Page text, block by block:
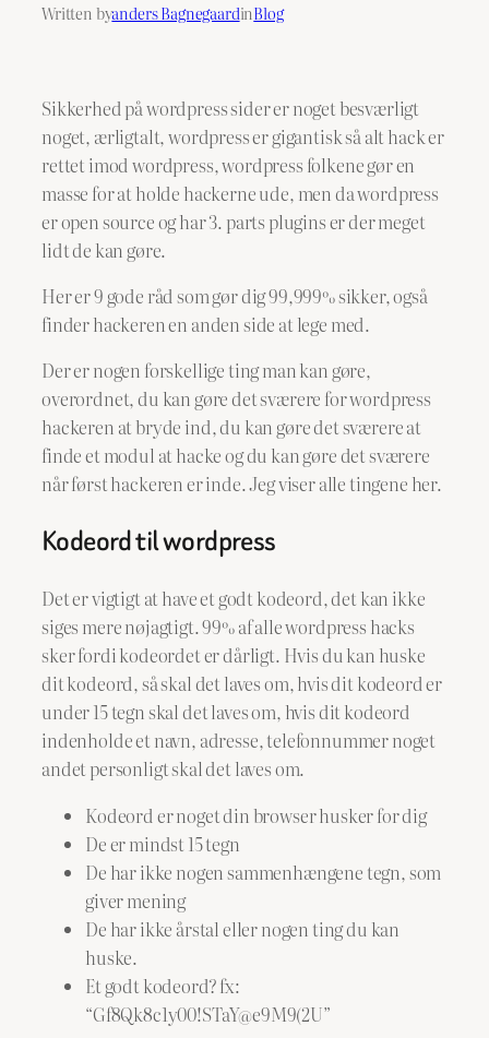
Written byanders BagnegaardinBlog
Sikkerhed på wordpress sider er noget besværligt
noget, ærligtalt, wordpress er gigantisk så alt hack er
rettet imod wordpress, wordpress folkene gør en
masse for at holde hackerne ude, men da wordpress
er open source og har 3. parts plugins er der meget
lidt de kan gøre.
Her er 9 gode råd som gør dig 99,999% sikker, også
finder hackeren en anden side at lege med.
Der er nogen forskellige ting man kan gøre,
overordnet, du kan gøre det sværere for wordpress
hackeren at bryde ind, du kan gøre det sværere at
finde et modul at hacke og du kan gøre det sværere
når først hackeren er inde. Jeg viser alle tingene her.
Kodeord til wordpress
Det er vigtigt at have et godt kodeord, det kan ikke
siges mere nøjagtigt. 99% af alle wordpress hacks
sker fordi kodeordet er dårligt. Hvis du kan huske
dit kodeord, så skal det laves om, hvis dit kodeord er
under 15 tegn skal det laves om, hvis dit kodeord
indenholde et navn, adresse, telefonnummer noget
andet personligt skal det laves om.
Kodeord er noget din browser husker for dig
De er mindst 15 tegn
De har ikke nogen sammenhængene tegn, som
giver mening
De har ikke årstal eller nogen ting du kan
huske.
Et godt kodeord? fx:
“Gf8Qk8c1y00!STaY@e9M9(2U”